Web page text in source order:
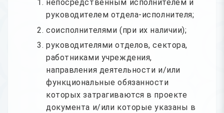
непосредственным исполнителем и
руководителем отдела-исполнителя;
соисполнителями (при их наличии);
руководителями отделов, сектора,
работниками учреждения,
направления деятельности и/или
функциональные обязанности
которых затрагиваются в проекте
документа и/или которые указаны в